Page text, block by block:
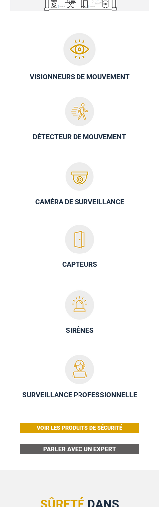
VISIONNEURS DE MOUVEMENT
DÉTECTEUR DE MOUVEMENT
CAMÉRA DE SURVEILLANCE
CAPTEURS
SIRÈNES
SURVEILLANCE PROFESSIONNELLE
VOIR LES PRODUITS DE SÉCURITÉ
PARLER AVEC UN EXPERT
SÛRETÉ DANS